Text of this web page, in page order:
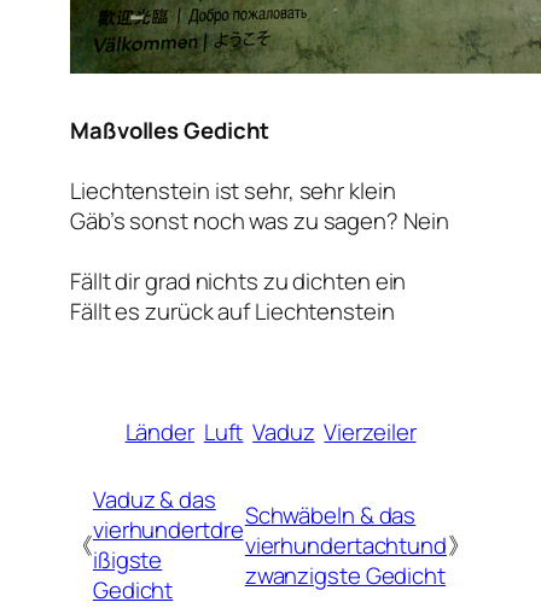
Maßvolles Gedicht
Liechtenstein ist sehr, sehr klein
Gäb’s sonst noch was zu sagen? Nein
Fällt dir grad nichts zu dichten ein
Fällt es zurück auf Liechtenstein
Länder Luft Vaduz Vierzeiler
《
Vaduz & das
vierhundertdre
ißigste
Gedicht
Schwäbeln & das
vierhundertachtund
zwanzigste Gedicht
》